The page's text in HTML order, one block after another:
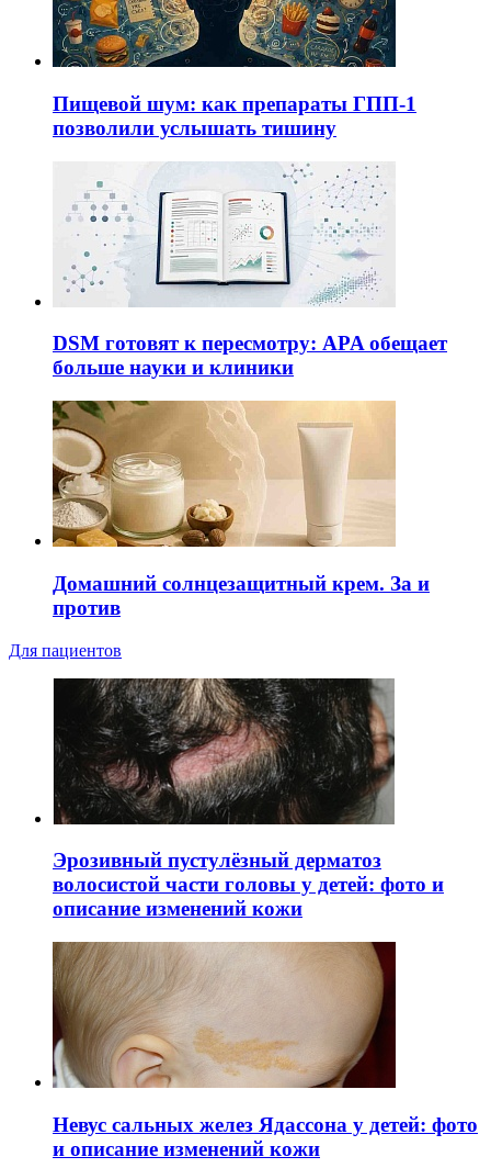
Пищевой шум: как препараты ГПП-1
позволили услышать тишину
DSM готовят к пересмотру: APA обещает
больше науки и клиники
Домашний солнцезащитный крем. За и
против
Для пациентов
Эрозивный пустулёзный дерматоз
волосистой части головы у детей: фото и
описание изменений кожи
Невус сальных желез Ядассона у детей: фото
и описание изменений кожи